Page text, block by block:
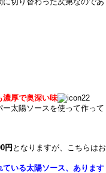
濃厚で奥深い味
ー太陽ソースを使って作って
円 となりますが、こちらはお
ている太陽ソース、あります